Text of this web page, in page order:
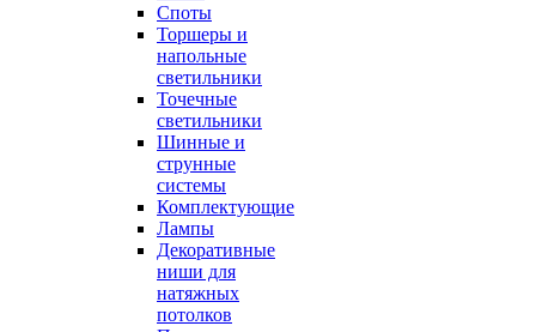
Споты
Торшеры и
напольные
светильники
Точечные
светильники
Шинные и
струнные
системы
Комплектующие
Лампы
Декоративные
ниши для
натяжных
потолков